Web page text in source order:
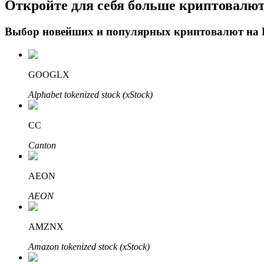
Блокировки BTR
Эксклюзивные инвестиции для владельцев BTR
Кредиты
Сервис заимствований, обеспеченных криптовалютой
Откройте для себя больше
Выбор новейших и популярных криптовалют на
GOOGLX
Alphabet tokenized stock (xStock)
CC
Canton
AEON
AEON
AMZNX
Amazon tokenized stock (xStock)